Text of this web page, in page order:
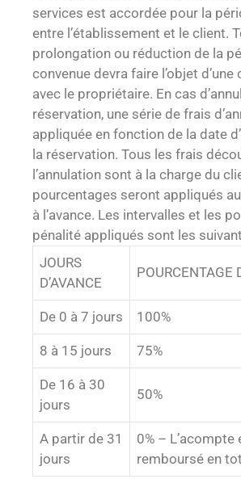
services est accordée pour la
entre l’établissement et le client.
prolongation ou réduction de la
convenue devra faire l’objet
avec le propriétaire. En cas
réservation, une série de frais
appliquée en fonction de la date
la réservation. Tous les frais
l’annulation sont à la charge du
pourcentages seront appliqués
à l’avance. Les intervalles et les
pénalité appliqués sont les
JOURS
D’AVANCE
POURCENTAGE
De 0 à 7 jours 100%
8 à 15 jours 75%
De 16 à 30
jours
50%
A partir de 31
jours
0% – L’acompte
remboursé en